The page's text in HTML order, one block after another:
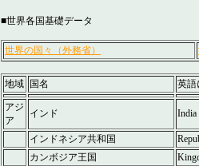
■世界各国基礎データ
世界の国々（外務省）
地域 国名 英語
アジ
ア
インド India
インドネシア共和国
カンボジア王国